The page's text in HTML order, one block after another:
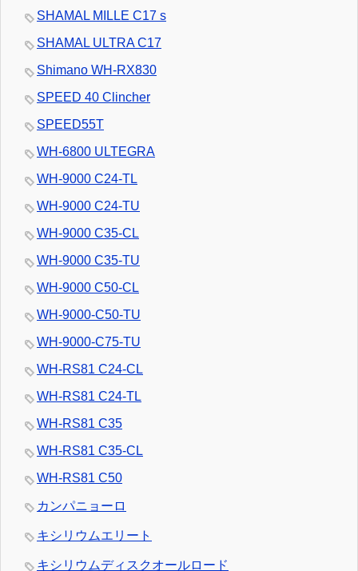
SHAMAL MILLE C17 s
SHAMAL ULTRA C17
Shimano WH-RX830
SPEED 40 Clincher
SPEED55T
WH-6800 ULTEGRA
WH-9000 C24-TL
WH-9000 C24-TU
WH-9000 C35-CL
WH-9000 C35-TU
WH-9000 C50-CL
WH-9000-C50-TU
WH-9000-C75-TU
WH-RS81 C24-CL
WH-RS81 C24-TL
WH-RS81 C35
WH-RS81 C35-CL
WH-RS81 C50
カンパニョーロ
キシリウムエリート
キシリウムディスクオールロード